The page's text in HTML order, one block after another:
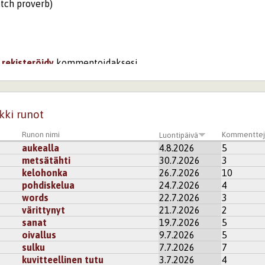
proverb)
rekisteröidy kommentoidaksesi
todettu.
kaikki värit. Hieno tulkintakin aiheesta :)
kommentoidaksesi
terävöittävät tekstiä. Ja äät ja ärrät ne yhteen sopii!
rautasaappaankin, ehkä?
kommentoidaksesi
runot
Runon nimi Luontipäivä
aukealla 4.8.2026
5
metsätähti 30.7.2026
3
kelohonka 26.7.2026
10
pohdiskelua 24.7.2026
4
words 22.7.2026
3
värittynyt 21.7.2026
2
sanat 19.7.2026
5
oivallus 9.7.2026
5
sulku 7.7.2026
7
kuvitteellinen tutu 3.7.2026
4